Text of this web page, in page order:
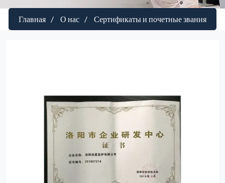
Главная О нас Сертификаты и почетные звания